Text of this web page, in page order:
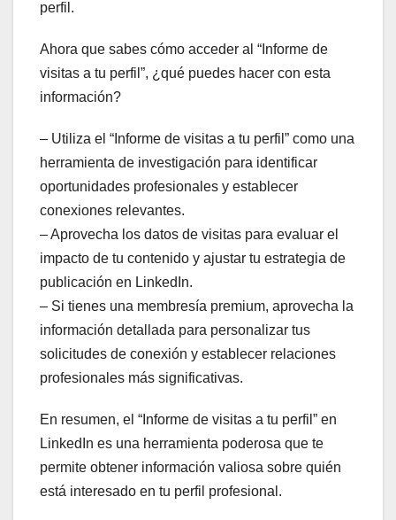
perfil.
Ahora que sabes cómo acceder al “Informe de
visitas a tu perfil”, ¿qué puedes hacer con esta
información?
– Utiliza el “Informe de visitas a tu perfil” como una
herramienta de investigación para identificar
oportunidades profesionales y establecer
conexiones relevantes.
– Aprovecha los datos de visitas para evaluar el
impacto de tu contenido y ajustar tu estrategia de
publicación en LinkedIn.
– Si tienes una membresía premium, aprovecha la
información detallada para personalizar tus
solicitudes de conexión y establecer relaciones
profesionales más significativas.
En resumen, el “Informe de visitas a tu perfil” en
LinkedIn es una herramienta poderosa que te
permite obtener información valiosa sobre quién
está interesado en tu perfil profesional.